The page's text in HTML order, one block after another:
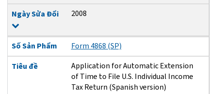
Ngày Sửa Đổi
2008
Số Sản Phẩm
Form 4868 (SP)
Tiêu đề
Application for Automatic Extension
of Time to File U.S. Individual Income
Tax Return (Spanish version)